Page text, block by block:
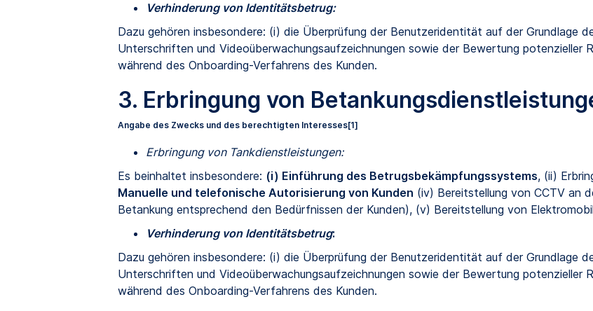
Verhinderung von Identitätsbetrug:
Dazu gehören insbesondere: (i) die Überprüfung der Benutzeridentität auf der Grundlage
Unterschriften und Videoüberwachungsaufzeichnungen sowie der Bewertung potenzieller
während des Onboarding-Verfahrens des Kunden.
3. Erbringung von
Angabe des Zwecks und des berechtigten Interesses[1]
Erbringung von Tankdienstleistungen:
Es beinhaltet insbesondere: (i) Einführung des Betrugsbekämpfungssystems, (ii)
Manuelle und telefonische Autorisierung von Kunden (iv) Bereitstellung von CCTV an
Betankung entsprechend den Bedürfnissen der Kunden), (v) Bereitstellung von
Verhinderung von Identitätsbetrug:
Dazu gehören insbesondere: (i) die Überprüfung der Benutzeridentität auf der Grundlage
Unterschriften und Videoüberwachungsaufzeichnungen sowie der Bewertung potenzieller
während des Onboarding-Verfahrens des Kunden.